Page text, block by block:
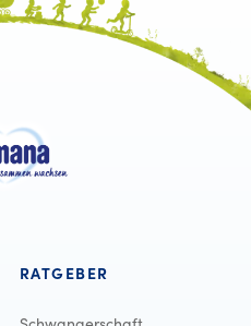
RATGEBER